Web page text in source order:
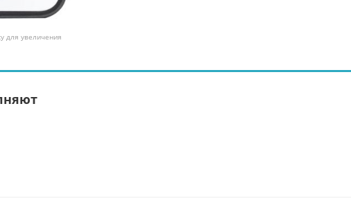
для увеличения